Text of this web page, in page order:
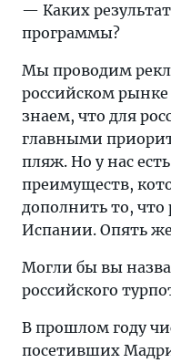
— Каких
программы?
Мы проводим
российском рынке
знаем, что для
главными
пляж. Но у нас
преимуществ,
дополнить то, что
Испании. Опять
Могли бы вы
российского
В прошлом году
посетивших